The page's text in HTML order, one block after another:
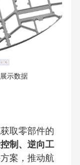
示数据
取零部件的
制、逆向工
案，推动航